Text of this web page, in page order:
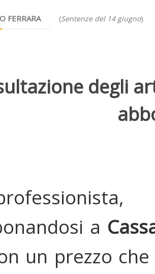
FERRARA (Sentenze del 14 giugno)
degli
a
un prezzo